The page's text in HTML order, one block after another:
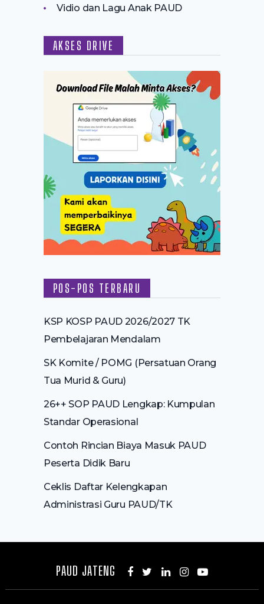
Vidio dan Lagu Anak PAUD
AKSES DRIVE
POS-POS TERBARU
KSP KOSP PAUD 2026/2027 TK
Pembelajaran Mendalam
SK Komite / POMG (Persatuan Orang
Tua Murid & Guru)
26++ SOP PAUD Lengkap: Kumpulan
Standar Operasional
Contoh Rincian Biaya Masuk PAUD
Peserta Didik Baru
Ceklis Daftar Kelengkapan
Administrasi Guru PAUD/TK
PAUD JATENG